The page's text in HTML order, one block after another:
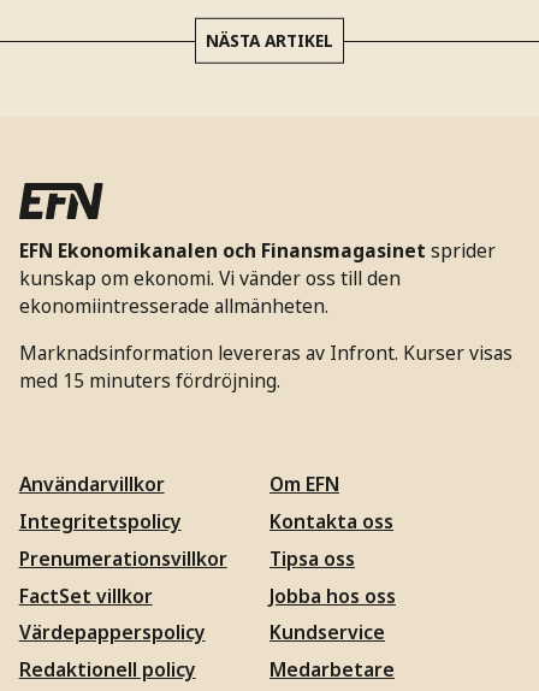
NÄSTA ARTIKEL
EFN Ekonomikanalen och Finansmagasinet sprider
kunskap om ekonomi. Vi vänder oss till den
ekonomiintresserade allmänheten.
Marknadsinformation levereras av Infront. Kurser visas
med 15 minuters fördröjning.
Användarvillkor
Integritetspolicy
Prenumerationsvillkor
FactSet villkor
Värdepapperspolicy
Redaktionell policy
Om EFN
Kontakta oss
Tipsa oss
Jobba hos oss
Kundservice
Medarbetare